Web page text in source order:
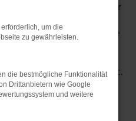
beim Autokauf immer
Wir vom Autohaus
Seite und beraten Sie
212 Neuwagen.
weit von Niddatal
in der Region verwurzelt.
– und
Generation für unsere
Bei uns kaufen Sie
um die
zu gewährleisten.
die bestmögliche Funktionalität
Drittanbietern wie Google
und weitere